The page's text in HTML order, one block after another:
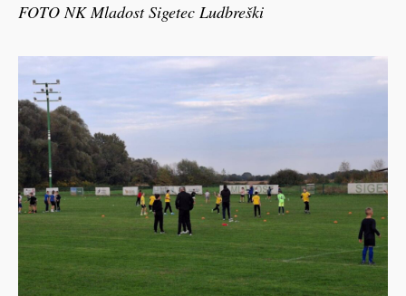
FOTO NK Mladost Sigetec Ludbreški